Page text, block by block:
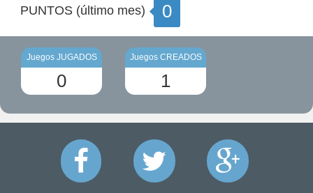
PUNTOS (último mes) 0
Juegos JUGADOS
0
Juegos CREADOS
1